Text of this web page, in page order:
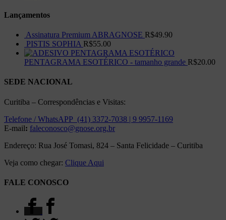
Lançamentos
Assinatura Premium ABRAGNOSE R$49.90
PISTIS SOPHIA R$55.00
PENTAGRAMA ESOTÉRICO - tamanho grande R$20.00
SEDE NACIONAL
Curitiba – Correspondências e Visitas:
Telefone / WhatsAPP (41) 3372-7038 | 9 9957-1169
E-mail: faleconosco@gnose.org.br
Endereço: Rua José Tomasi, 824 – Santa Felicidade – Curitiba
Veja como chegar: Clique Aqui
FALE CONOSCO